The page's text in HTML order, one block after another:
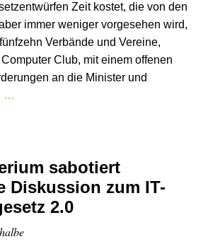
Zeit kostet, die von den
immer weniger vorgesehen wird,
Verbände und Vereine,
Club, mit einem offenen
an die Minister und
…
sabotiert
Diskussion zum IT-
2.0